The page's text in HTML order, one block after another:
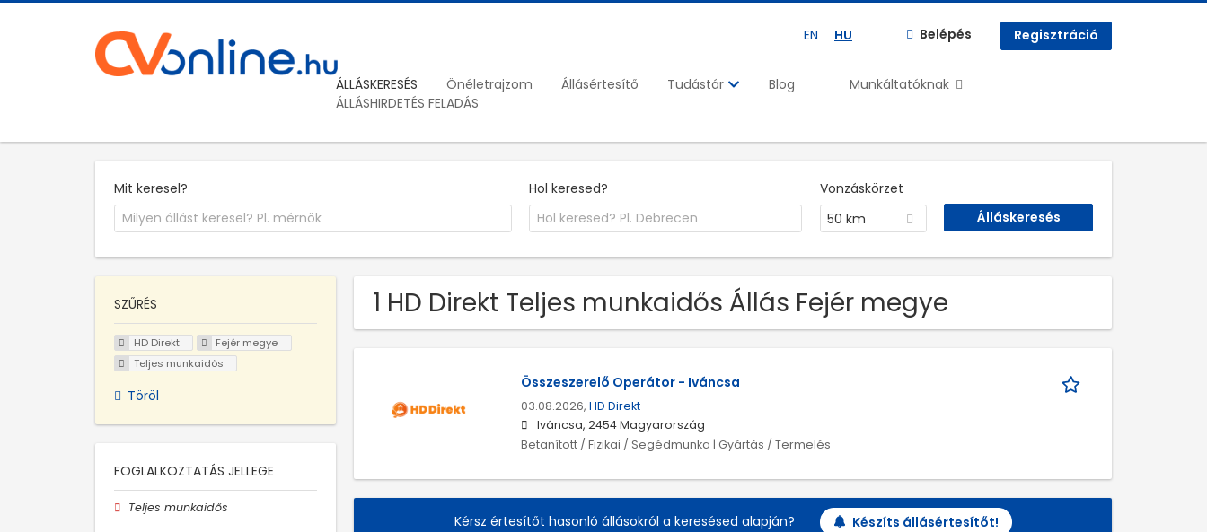
EN HU Belépés Regisztráció
ÁLLÁSKERESÉS Önéletrajzom Állásértesítő Tudástár Blog
Munkáltatóknak
ÁLLÁSHIRDETÉS FELADÁS
Mit keresel? Hol keresed?
Vonzáskörzet
50 km
1 HD Direkt Teljes munkaidős Állás Fejér megye
Összeszerelő Operátor - Iváncsa
03.08.2026, HD Direkt
Iváncsa, 2454 Magyarország
Betanított / Fizikai / Segédmunka | Gyártás / Termelés
Kérsz értesítőt hasonló állásokról a keresésed alapján? Készíts állásértesítőt!
SZŰRÉS
HD Direkt
Fejér megye
Teljes munkaidős
Töröl
FOGLALKOZTATÁS JELLEGE
Teljes munkaidős